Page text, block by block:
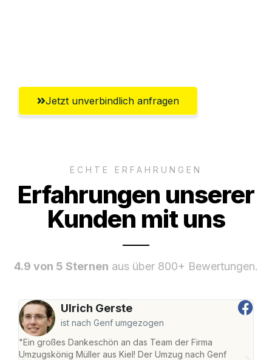
Jetzt unverbindlich anfragen
ECHTE ERFAHRUNGEN
Erfahrungen unserer
Kunden mit uns
4.9 von 5 Sternen aus über 800+ Bewertungen.
Ulrich Gerste
ist nach Genf umgezogen
"Ein großes Dankeschön an das Team der Firma
Umzugskönig Müller aus Kiel! Der Umzug nach Genf